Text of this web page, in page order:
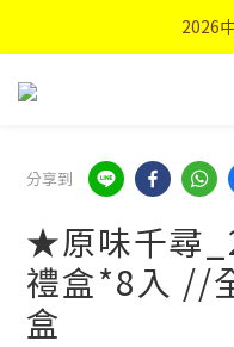
首購優
2026
首購優
分享到
★原味千尋
禮盒*8入 //
盒